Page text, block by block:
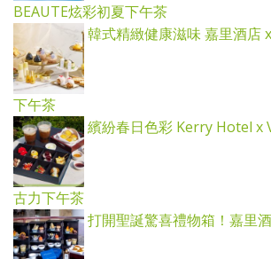
BEAUTE炫彩初夏下午茶
韓式精緻健康滋味 嘉里酒店
下午茶
繽紛春日色彩 Kerry Hotel x
古力下午茶
打開聖誕驚喜禮物箱！嘉里